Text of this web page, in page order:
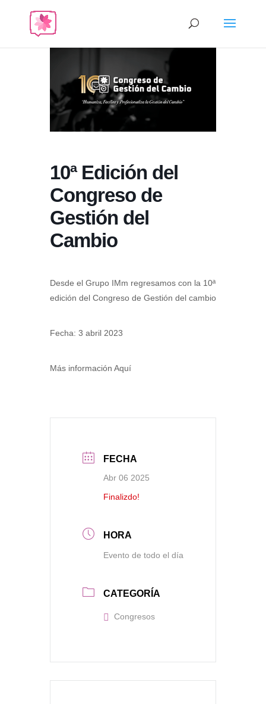
10ª Edición del
Congreso de
Gestión del
Cambio
Desde el Grupo IMm regresamos con la 10ª
edición del Congreso de Gestión del cambio
Fecha: 3 abril 2023
Más información Aquí
FECHA
Abr 06 2025
Finalizdo!
HORA
Evento de todo el día
CATEGORÍA
Congresos